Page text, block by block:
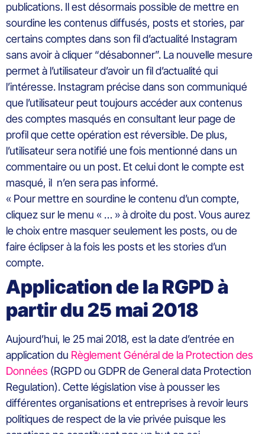
publications. Il est désormais possible de mettre en
sourdine les contenus diffusés, posts et stories, par
certains comptes dans son fil d’actualité Instagram
sans avoir à cliquer “désabonner”. La nouvelle mesure
permet à l’utilisateur d’avoir un fil d’actualité qui
l’intéresse. Instagram précise dans son communiqué
que l’utilisateur peut toujours accéder aux contenus
des comptes masqués en consultant leur page de
profil que cette opération est réversible. De plus,
l’utilisateur sera notifié une fois mentionné dans un
commentaire ou un post. Et celui dont le compte est
masqué, il n’en sera pas informé.
« Pour mettre en sourdine le contenu d’un compte,
cliquez sur le menu « … » à droite du post. Vous aurez
le choix entre masquer seulement les posts, ou de
faire éclipser à la fois les posts et les stories d’un
compte.
Application de la RGPD à
partir du 25 mai 2018
Aujourd’hui, le 25 mai 2018, est la date d’entrée en
application du Règlement Général de la Protection des
Données (RGPD ou GDPR de General data Protection
Regulation). Cette législation vise à pousser les
différentes organisations et entreprises à revoir leurs
politiques de respect de la vie privée puisque les